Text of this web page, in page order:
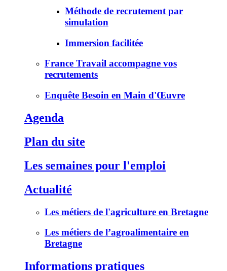
Méthode de recrutement par
simulation
Immersion facilitée
France Travail accompagne vos
recrutements
Enquête Besoin en Main d'Œuvre
Agenda
Plan du site
Les semaines pour l'emploi
Actualité
Les métiers de l'agriculture en Bretagne
Les métiers de l’agroalimentaire en
Bretagne
Informations pratiques